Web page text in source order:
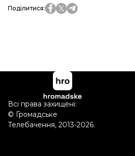
Поділитися:
Всі права захищені:
© Громадське
Телебачення, 2013-2026.